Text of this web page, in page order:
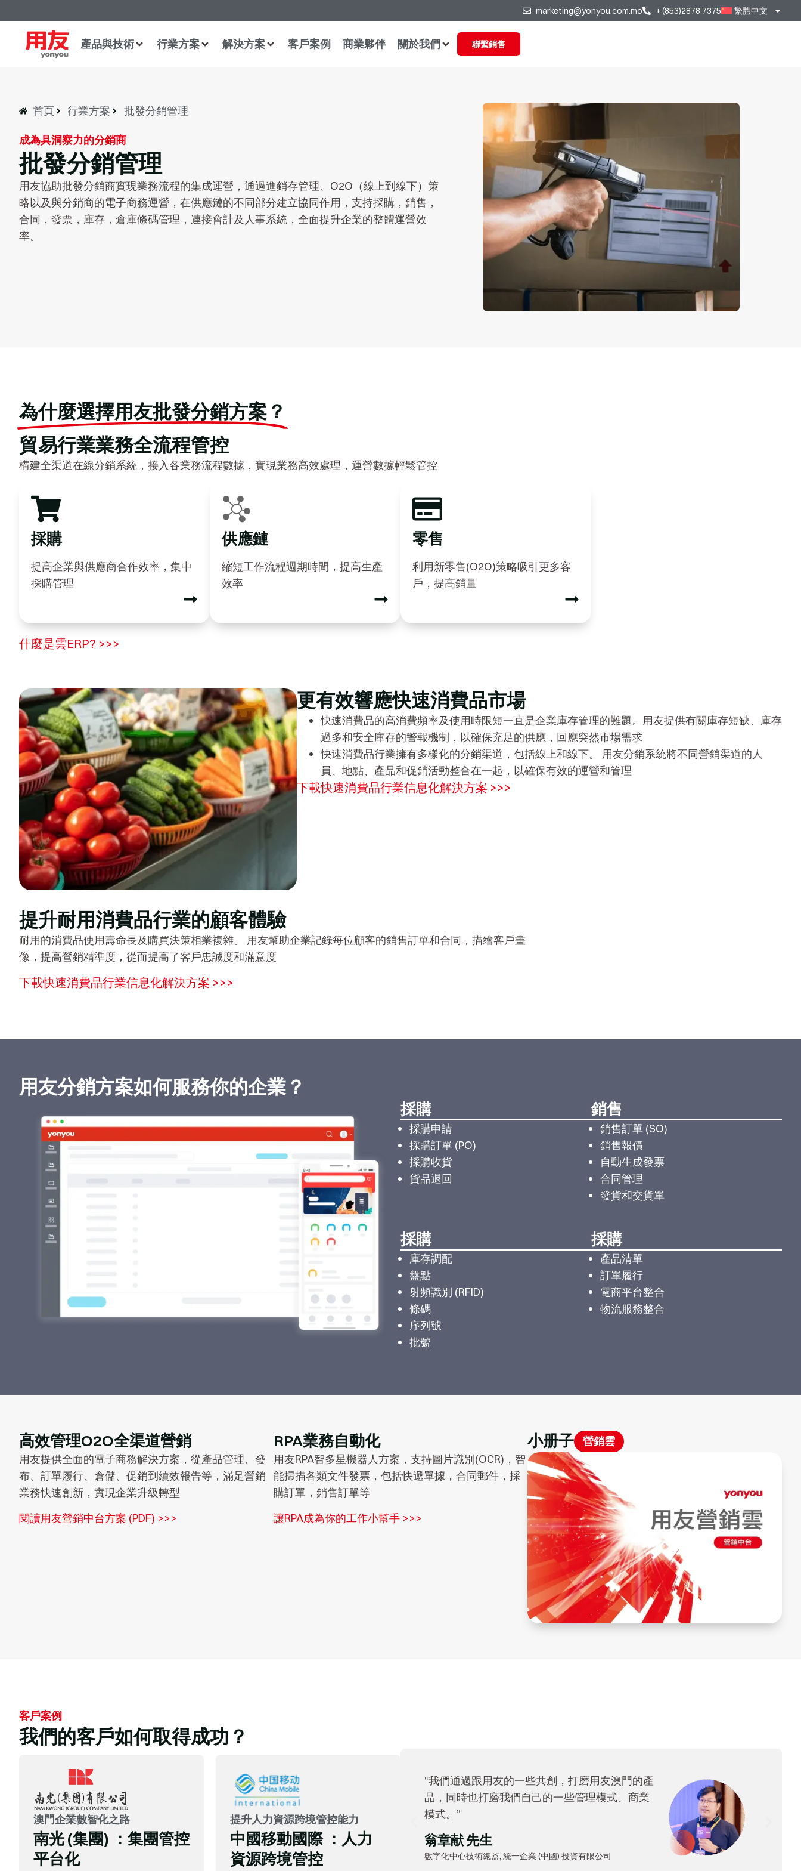
marketing@yonyou.com.mo + (853)2878 7375 繁體中文
產品與技術 行業方案 解決方案 客戶案例 商業夥伴 關於我們 聯繫銷售
首頁 行業方案 批發分銷管理
成為具洞察力的分銷商
批發分銷管理
用友協助批發分銷商實現業務流程的集成運營，通過進銷存管理、O2O（線上到線下）策
略以及與分銷商的電子商務運營，在供應鏈的不同部分建立協同作用，支持採購，銷售，
合同，發票，庫存，倉庫條碼管理，連接會計及人事系統，全面提升企業的整體運營效
率。
為什麼選擇用友批發分銷方案？
貿易行業業務全流程管控
構建全渠道在線分銷系統，接入各業務流程數據，實現業務高效處理，運營數據輕鬆管控
採購
提高企業與供應商合作效率，集中
採購管理
供應鏈
縮短工作流程週期時間，提高生產
效率
零售
利用新零售(O2O)策略吸引更多客
戶，提高銷量
什麼是雲ERP? >>>
更有效響應快速消費品市場
快速消費品的高消費頻率及使用時限短一直是企業庫存管理的難題。用友提供有關庫存短缺、庫存
過多和安全庫存的警報機制，以確保充足的供應，回應突然市場需求
快速消費品行業擁有多樣化的分銷渠道，包括線上和線下。 用友分銷系統將不同營銷渠道的人
員、地點、產品和促銷活動整合在一起，以確保有效的運營和管理
下載快速消費品行業信息化解決方案 >>>
提升耐用消費品行業的顧客體驗
耐用的消費品使用壽命長及購買決策相業複雜。 用友幫助企業記錄每位顧客的銷售訂單和合同，描繪客戶畫
像，提高營銷精準度，從而提高了客戶忠誠度和滿意度
下載快速消費品行業信息化解決方案 >>>
用友分銷方案如何服務你的企業？
採購
採購申請
採購訂單 (PO)
採購收貨
貨品退回
銷售
銷售訂單 (SO)
銷售報價
自動生成發票
合同管理
發貨和交貨單
採購
庫存調配
盤點
射頻識別 (RFID)
條碼
序列號
批號
採購
產品清單
訂單履行
電商平台整合
物流服務整合
高效管理O2O全渠道營銷
用友提供全面的電子商務解決方案，從產品管理、發
布、訂單履行、倉儲、促銷到績效報告等，滿足營銷
業務快速創新，實現企業升級轉型
閱讀用友營銷中台方案 (PDF) >>>
RPA業務自動化
用友RPA智多星機器人方案，支持圖片識別(OCR)，智
能掃描各類文件發票，包括快遞單據，合同郵件，採
購訂單，銷售訂單等
讓RPA成為你的工作小幫手 >>>
小册子 營銷雲
客戶案例
我們的客戶如何取得成功？
澳門企業數智化之路
南光 (集團) ：集團管控
平台化
提升人力資源跨境管控能力
中國移動國際 ：人力
資源跨境管控
“從需求調研到解決方案確認，再到上線使用，用
友澳門展現了敬業的精神與專業的能力，與大昌
行一同見證項目的誕生和成長。”
黃斐 女士
項目經理 (財務), 大昌行集團
“我們通過跟用友的一些共創，打磨用友澳門的產
品，同時也打磨我們自己的一些管理模式、商業
模式。”
翁章献 先生
數字化中心技術總監, 統一企業 (中國) 投資有限公司